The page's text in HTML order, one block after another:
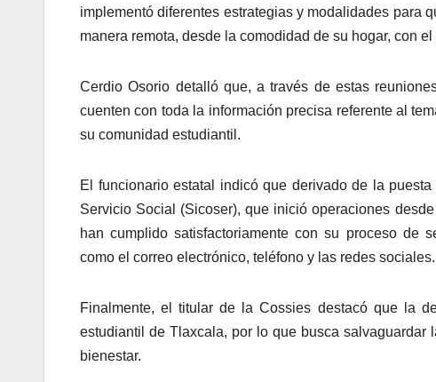
implementó diferentes estrategias y modalidades para
manera remota, desde la comodidad de su hogar, con
Cerdio Osorio detalló que, a través de estas
cuenten con toda la información precisa referente al
su comunidad estudiantil.
El funcionario estatal indicó que derivado de la
Servicio Social (Sicoser), que inició operaciones
han cumplido satisfactoriamente con su proceso de
como el correo electrónico, teléfono y las redes sociales.
Finalmente, el titular de la Cossies destacó que la
estudiantil de Tlaxcala, por lo que busca
bienestar.